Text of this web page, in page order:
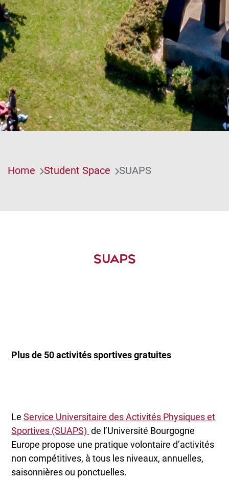
Home Student Space SUAPS
SUAPS
Plus de 50 activités sportives gratuites
LeService Universitaire des Activités Physiques et
Sportives (SUAPS) de l’Université Bourgogne
Europe propose une pratique volontaire d’activités
non compétitives, à tous les niveaux, annuelles,
saisonnières ou ponctuelles.